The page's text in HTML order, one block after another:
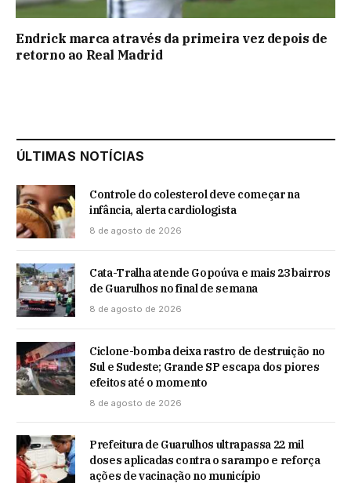
Endrick marca através da primeira vez depois de
retorno ao Real Madrid
ÚLTIMAS NOTÍCIAS
Controle do colesterol deve começar na
infância, alerta cardiologista
8 de agosto de 2026
Cata-Tralha atende Gopoúva e mais 23 bairros
de Guarulhos no final de semana
8 de agosto de 2026
Ciclone-bomba deixa rastro de destruição no
Sul e Sudeste; Grande SP escapa dos piores
efeitos até o momento
8 de agosto de 2026
Prefeitura de Guarulhos ultrapassa 22 mil
doses aplicadas contra o sarampo e reforça
ações de vacinação no município